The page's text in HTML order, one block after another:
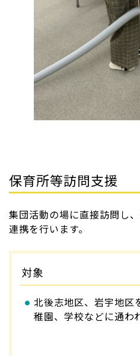
保育所等訪問支援
集団活動の場に直接訪問し
連携を行います。
対象
北後志地区、岩宇地区
稚園、学校などに通わ